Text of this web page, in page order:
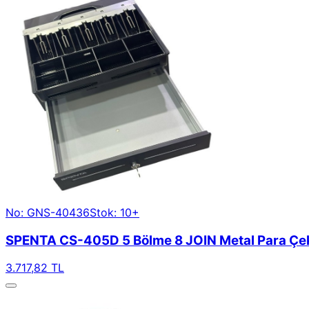
No: GNS-40436Stok: 10+
SPENTA CS-405D 5 Bölme 8 JOIN Metal Para
3.717,82 TL